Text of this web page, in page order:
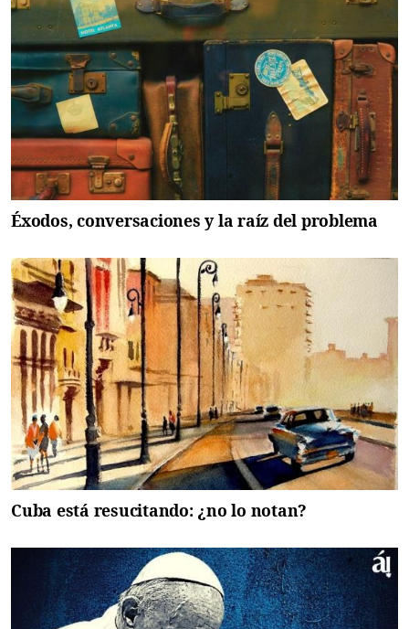
Éxodos, conversaciones y la raíz del problema
Cuba está resucitando: ¿no lo notan?